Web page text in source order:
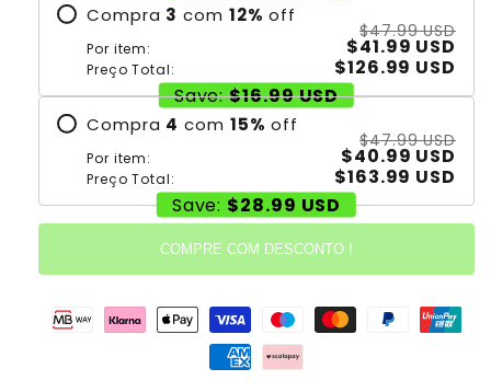
Compra 3 com 12% off
Por item:
$47.99 USD
$41.99 USD
Preço Total:
$126.99 USD
Save: $16.99 USD
Compra 4 com 15% off
Por item:
$47.99 USD
$40.99 USD
Preço Total:
$163.99 USD
Save: $28.99 USD
COMPRE COM DESCONTO !